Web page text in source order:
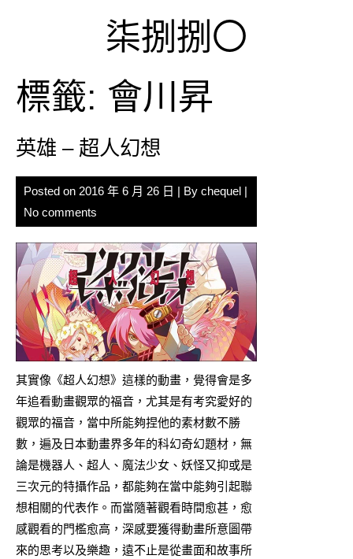
柒捌捌〇
標籤: 會川昇
英雄 – 超人幻想
Posted on 2016 年 6 月 26 日 | By chequel |
No comments
其實像《超人幻想》這樣的動畫，覺得會是多
年追看動畫觀眾的福音，尤其是有考究愛好的
觀眾的福音，當中所能夠捏他的素材數不勝
數，遍及日本動畫界多年的科幻奇幻題材，無
論是機器人、超人、魔法少女、妖怪又抑或是
三次元的特攝作品，都能夠在當中能夠引起聯
想相關的代表作。而當隨著觀看時間愈甚，愈
感觀看的門檻愈高，深感要獲得動畫所意圖帶
來的思考以及樂趣，遠不止是從畫面和故事所